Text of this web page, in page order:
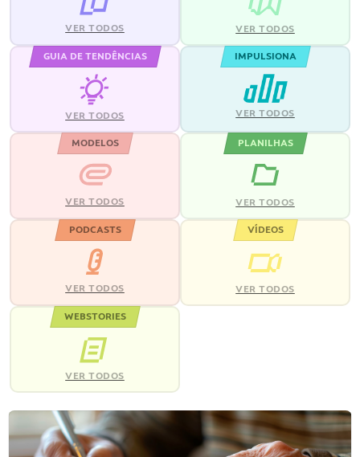
VER TODOS VER TODOS
GUIA DE TENDÊNCIAS
VER TODOS
IMPULSIONA
VER TODOS
MODELOS
VER TODOS
PLANILHAS
VER TODOS
PODCASTS
VER TODOS
VÍDEOS
VER TODOS
WEBSTORIES
VER TODOS